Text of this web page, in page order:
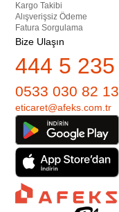
Kargo Takibi
Alışverişsiz Ödeme
Fatura Sorgulama
Bize Ulaşın
444 5 235
0533 030 82 13
eticaret@afeks.com.tr